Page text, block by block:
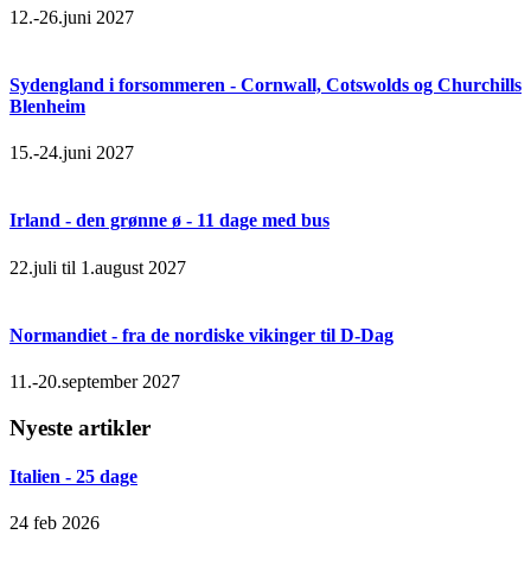
12.-26.juni 2027
Sydengland i forsommeren - Cornwall, Cotswolds og Churchills
Blenheim
15.-24.juni 2027
Irland - den grønne ø - 11 dage med bus
22.juli til 1.august 2027
Normandiet - fra de nordiske vikinger til D-Dag
11.-20.september 2027
Nyeste artikler
Italien - 25 dage
24 feb 2026